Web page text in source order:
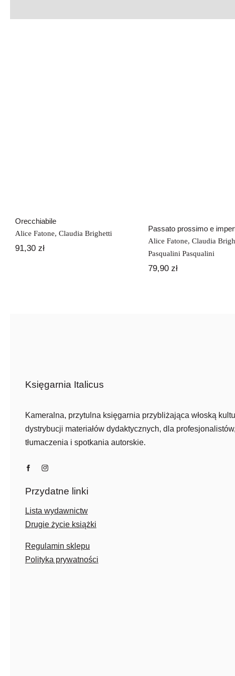
Orecchiabile
Alice Fatone, Claudia Brighetti
91,30 zł
Passato prossimo e
Alice Fatone, Claudia
Pasqualini Pasqualini
79,90 zł
Księgarnia Italicus
Kameralna, przytulna księgarnia przybliżająca włoską
dystrybucji materiałów dydaktycznych, dla
tłumaczenia i spotkania autorskie.
Przydatne linki
Lista wydawnictw
Drugie życie książki
Regulamin sklepu
Polityka prywatności